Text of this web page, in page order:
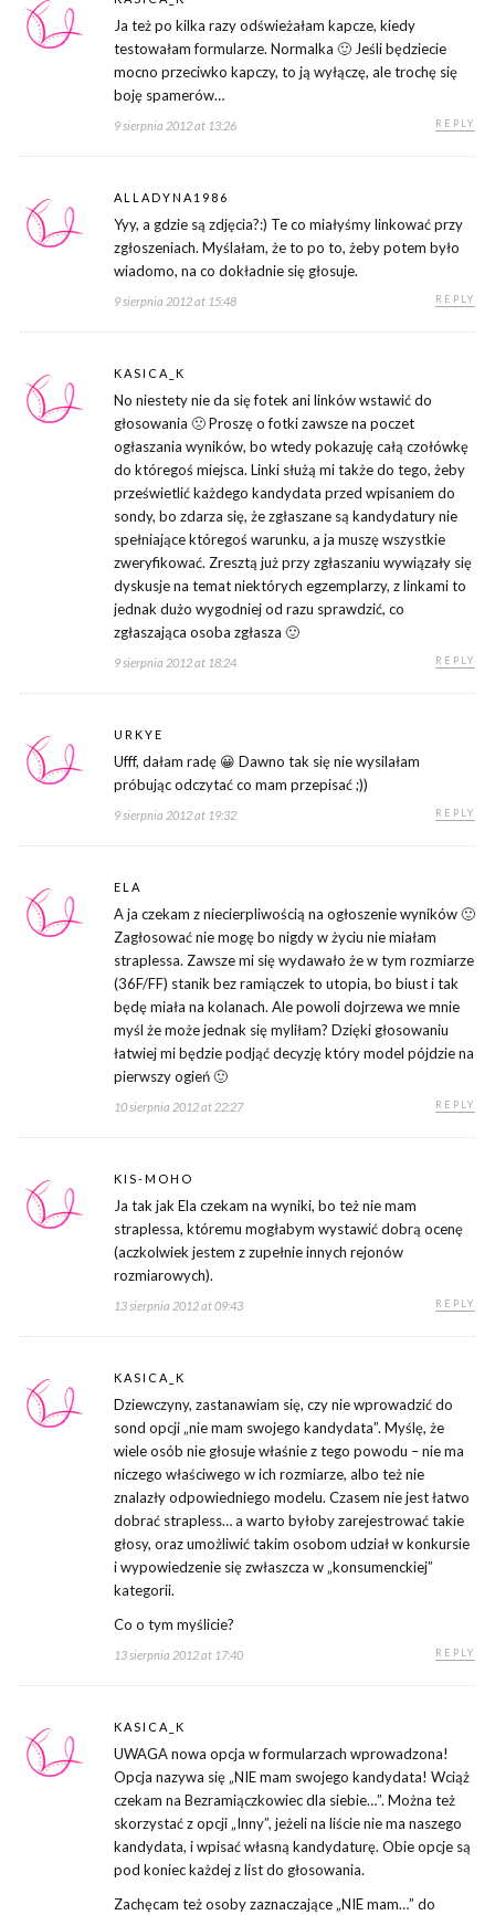
Ja też po kilka razy odświeżałam kapcze, kiedy
testowałam formularze. Normalka 🙂 Jeśli będziecie
mocno przeciwko kapczy, to ją wyłączę, ale trochę się
boję spamerów…
9 sierpnia 2012 at 13:26 REPLY
ALLADYNA1986
Yyy, a gdzie są zdjęcia?:) Te co miałyśmy linkować przy
zgłoszeniach. Myślałam, że to po to, żeby potem było
wiadomo, na co dokładnie się głosuje.
9 sierpnia 2012 at 15:48 REPLY
KASICA_K
No niestety nie da się fotek ani linków wstawić do
głosowania 🙁 Proszę o fotki zawsze na poczet
ogłaszania wyników, bo wtedy pokazuję całą czołówkę
do któregoś miejsca. Linki służą mi także do tego, żeby
prześwietlić każdego kandydata przed wpisaniem do
sondy, bo zdarza się, że zgłaszane są kandydatury nie
spełniające któregoś warunku, a ja muszę wszystkie
zweryfikować. Zresztą już przy zgłaszaniu wywiązały się
dyskusje na temat niektórych egzemplarzy, z linkami to
jednak dużo wygodniej od razu sprawdzić, co
zgłaszająca osoba zgłasza 🙂
9 sierpnia 2012 at 18:24 REPLY
URKYE
Ufff, dałam radę 😀 Dawno tak się nie wysilałam
próbując odczytać co mam przepisać ;))
9 sierpnia 2012 at 19:32 REPLY
ELA
A ja czekam z niecierpliwością na ogłoszenie wyników 🙂
Zagłosować nie mogę bo nigdy w życiu nie miałam
straplessa. Zawsze mi się wydawało że w tym rozmiarze
(36F/FF) stanik bez ramiączek to utopia, bo biust i tak
będę miała na kolanach. Ale powoli dojrzewa we mnie
myśl że może jednak się myliłam? Dzięki głosowaniu
łatwiej mi będzie podjąć decyzję który model pójdzie na
pierwszy ogień 🙂
10 sierpnia 2012 at 22:27 REPLY
KIS-MOHO
Ja tak jak Ela czekam na wyniki, bo też nie mam
straplessa, któremu mogłabym wystawić dobrą ocenę
(aczkolwiek jestem z zupełnie innych rejonów
rozmiarowych).
13 sierpnia 2012 at 09:43 REPLY
KASICA_K
Dziewczyny, zastanawiam się, czy nie wprowadzić do
sond opcji „nie mam swojego kandydata”. Myślę, że
wiele osób nie głosuje właśnie z tego powodu – nie ma
niczego właściwego w ich rozmiarze, albo też nie
znalazły odpowiedniego modelu. Czasem nie jest łatwo
dobrać strapless… a warto byłoby zarejestrować takie
głosy, oraz umożliwić takim osobom udział w konkursie
i wypowiedzenie się zwłaszcza w „konsumenckiej”
kategorii.
Co o tym myślicie?
13 sierpnia 2012 at 17:40 REPLY
KASICA_K
UWAGA nowa opcja w formularzach wprowadzona!
Opcja nazywa się „NIE mam swojego kandydata! Wciąż
czekam na Bezramiączkowiec dla siebie…”. Można też
skorzystać z opcji „Inny”, jeżeli na liście nie ma naszego
kandydata, i wpisać własną kandydaturę. Obie opcje są
pod koniec każdej z list do głosowania.
Zachęcam też osoby zaznaczające „NIE mam…” do